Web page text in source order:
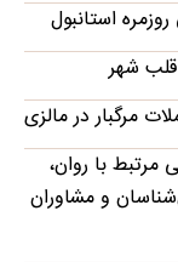
استانبول
شهر
مرگبار در مالزی
با روان،
و مشاوران